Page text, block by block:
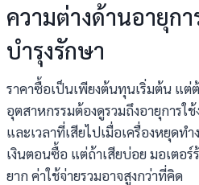
ความต่างด้านอายุก
บำรุงรักษา
ราคาซื้อเป็นเพียงต้นทุนเริ่มต้น แต่
อุตสาหกรรมต้องดูรวมถึงอายุการใ
และเวลาที่เสียไปเมื่อเครื่องหยุดท
เงินตอนซื้อ แต่ถ้าเสียบ่อย มอเตอ
ยาก ค่าใช้จ่ายรวมอาจสูงกว่าที่คิด